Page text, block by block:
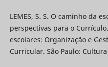
LEMES, S. S. O caminho da
perspectivas para o
escolares: Organização e
Curricular. São Paulo: